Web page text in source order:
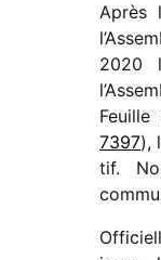
Après
2020
7397),
tif.